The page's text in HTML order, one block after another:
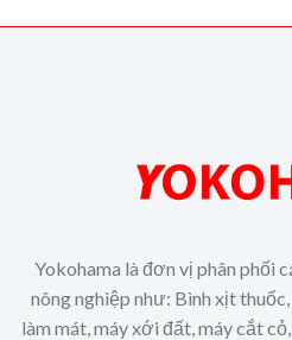
Yokohama là đơn vị phân phối
nông nghiệp như: Bình xịt
làm mát, máy xới đất, máy cắt